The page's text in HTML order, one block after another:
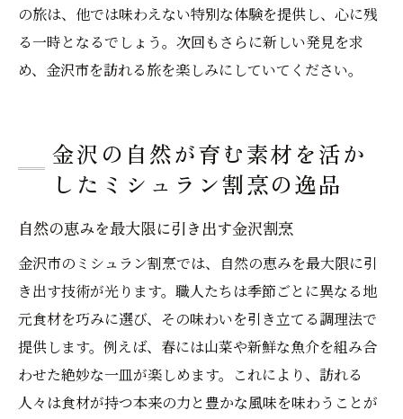
の旅は、他では味わえない特別な体験を提供し、心に残
る一時となるでしょう。次回もさらに新しい発見を求
め、金沢市を訪れる旅を楽しみにしていてください。
金沢の自然が育む素材を活か
したミシュラン割烹の逸品
自然の恵みを最大限に引き出す金沢割烹
金沢市のミシュラン割烹では、自然の恵みを最大限に引
き出す技術が光ります。職人たちは季節ごとに異なる地
元食材を巧みに選び、その味わいを引き立てる調理法で
提供します。例えば、春には山菜や新鮮な魚介を組み合
わせた絶妙な一皿が楽しめます。これにより、訪れる
人々は食材が持つ本来の力と豊かな風味を味わうことが